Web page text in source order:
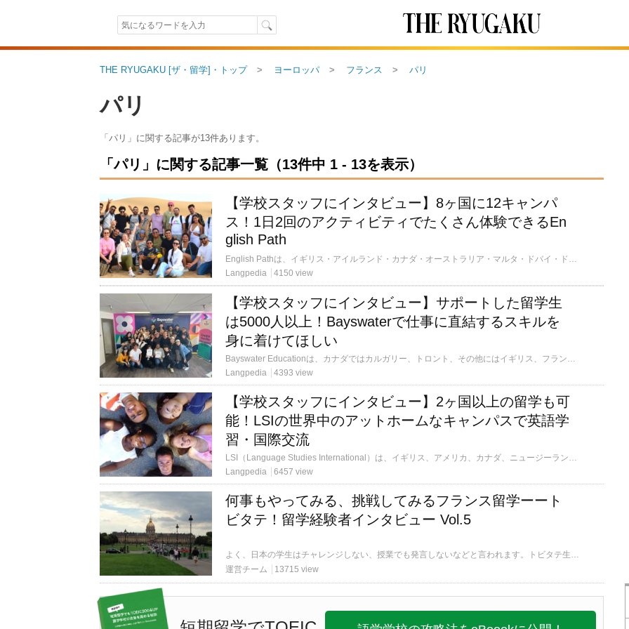
THE RYUGAKU [ザ・留学]・トップ ヨーロッパ フランス パリ
パリ
「パリ」に関する記事が13件あります。
「パリ」に関する記事一覧（13件中 1 - 13を表示）
【学校スタッフにインタビュー】8ヶ国に12キャンパ
ス！1日2回のアクティビティでたくさん体験できるEn
glish Path
English Pathは、イギリス・アイルランド・カナダ・オーストラリア・マルタ・ドバイ・ドイツ・フランスの8ヶ国に12のキャンパスがあるグローバルな語学学校です。ほとんどのキャンパスで放課後と夜に2つのアクティビティを開催しており、その国ならではの体験ができるだけでなく、学校外でも英語を使い、世界中からの留学生と友達になれるチャンスがあります。
Langpedia
4150 view
【学校スタッフにインタビュー】サポートした留学生
は5000人以上！Bayswaterで仕事に直結するスキルを
身に着けてほしい
Bayswater Educationは、カナダではカルガリー、トロント、その他にはイギリス、フランス、キプロス、南アフリカにも校舎を持つ大規模語学学校グループです。約75年の歴史を持ち、世界各国からの留学生に質の高いコースや個別指導、オンラインプラットフォームでの学習進捗管理と教師からのアドバイス、プロフェッショナルコースやユニークなアクティビティを提供し、学習に集中できる環境を整えている学校です。 教育業界歴20年、バンクーバー在住の学校スタッフにインタビューしました。
Langpedia
4393 view
【学校スタッフにインタビュー】2ヶ国以上の留学も可
能！LSIの世界中のアットホームなキャンパスで英語学
習・国際交流
LSI（Language Studies International）は、イギリス、アメリカ、カナダ、ニュージーランド、オーストラリア、フランス、スイスの7ヶ国13都市にキャンパスがあるワールドワイドな語学学校です。 世界規模の学校ですが、各キャンパスは中規模で教師・スタッフと生徒の距離が近く、和気あいあいとした雰囲気です。 各国のホームステイ先も、業者を入れずにLSIが直接手配しており、良いホームステイ先が多いと定評があります。 LSIに2011年から勤務している小栗さんにお話を伺いました。
Langpedia
6457 view
何事もやってみる、挑戦してみるフランス留学ーート
ビタテ！留学経験者インタビュー Vol.5
よく、日本の学生はチャレンジしない、授業でも発言しないなどと言われます。トビタテ生としてパリ政治学院に留学した寺田さんも昔はそうでした。しかし、チャレンジすることの大事さを知った彼女はフランスでの留学生活を大成功させました。今回は、そんな彼女のフランスでの挑戦をお伝えします。
運営チーム
13715 view